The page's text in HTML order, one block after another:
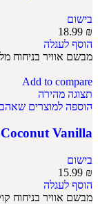
בישום
18.99 ₪
הוסף לעגלה
מבשם אוויר בניחוח
Add to compare
תצוגה מהירה
הוספה למוצרים
Vanilla
בישום
15.99 ₪
הוסף לעגלה
מבשם אוויר בניחוח